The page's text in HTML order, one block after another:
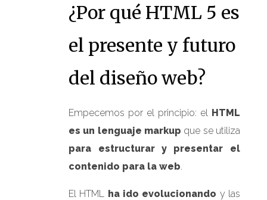
¿Por qué HTML 5 es
el presente y futuro
del diseño web?
Empecemos por el principio: el HTML
es un lenguaje markup que se utiliza
para estructurar y presentar el
contenido para la web
El HTML ha ido evolucionando y las